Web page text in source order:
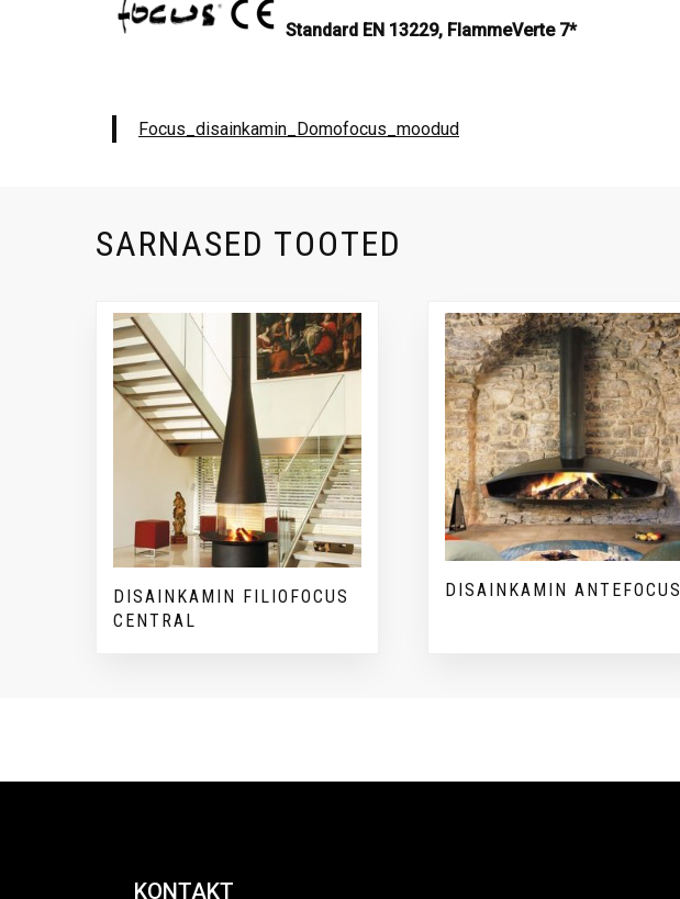
Standard EN 13229, FlammeVerte 7*
Focus_disainkamin_Domofocus_moodud
SARNASED TOOTED
DISAINKAMIN FILIOFOCUS
CENTRAL
DISAINKAMIN ANTEFOCUS
KONTAKT